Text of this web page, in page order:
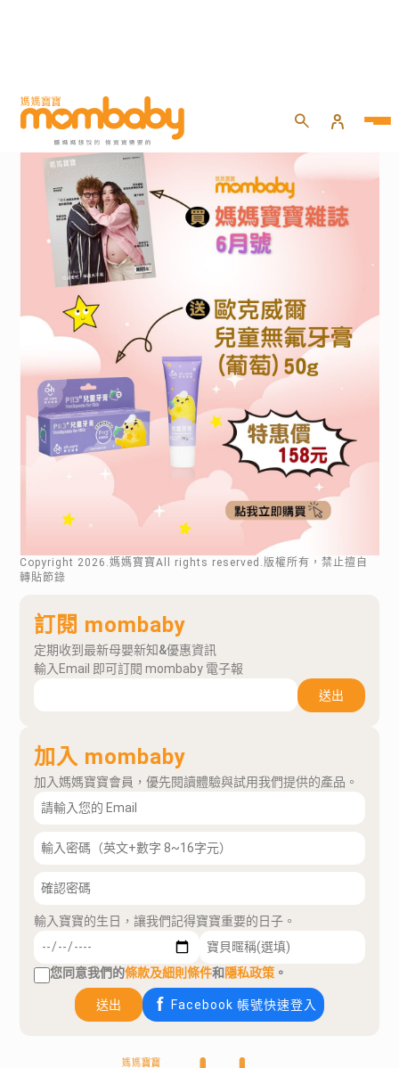
Copyright 2026 .媽媽寶寶All rights reserved.版權所有，禁止擅自
轉貼節錄
訂閱 mombaby
定期收到最新母嬰新知&優惠資訊
輸入Email 即可訂閱 mombaby 電子報
送出
加入 mombaby
加入媽媽寶寶會員，優先閱讀體驗與試用我們提供的產品。
輸入寶寶的生日，讓我們記得寶寶重要的日子。
您同意我們的條款及細則條件和隱私政策 。
送出 Facebook 帳號快速登入